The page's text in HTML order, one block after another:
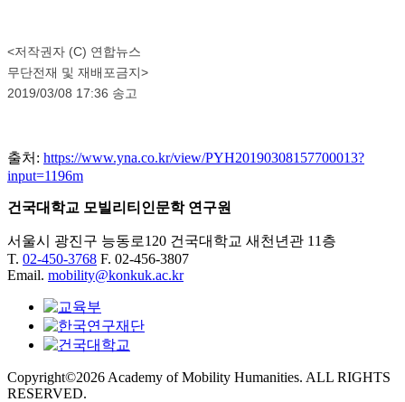
<저작권자 (C) 연합뉴스
무단전재 및 재배포금지>
2019/03/08 17:36 송고
출처: https://www.yna.co.kr/view/PYH20190308157700013?
input=1196m
건국대학교 모빌리티인문학 연구원
서울시 광진구 능동로120 건국대학교 새천년관 11층
T. 02-450-3768 F. 02-456-3807
Email. mobility@konkuk.ac.kr
Copyright©2026 Academy of Mobility Humanities. ALL RIGHTS
RESERVED.